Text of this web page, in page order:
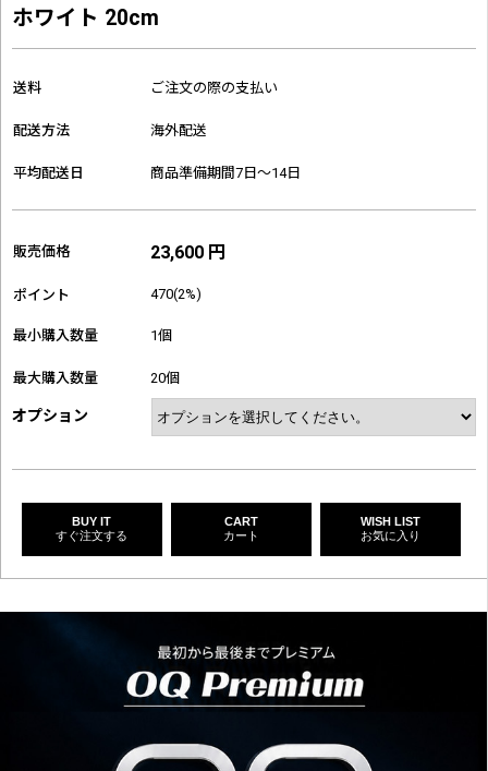
ホワイト 20cm
送料 ご注文の際の支払い
配送方法 海外配送
平均配送日 商品準備期間7日～14日
販売価格 23,600 円
ポイント 470(2%)
最小購入数量 1個
最大購入数量 20個
オプション
BUY IT
すぐ注文する
CART
カート
WISH LIST
お気に入り